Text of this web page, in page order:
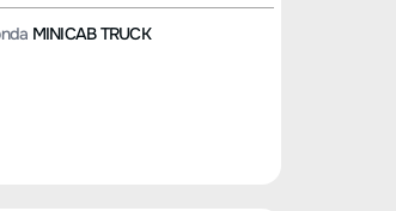
MINICAB TRUCK